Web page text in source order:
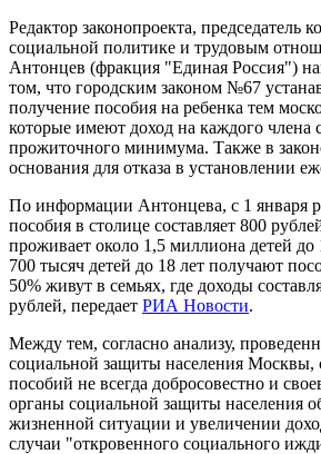
Редактор законопроекта, председатель
социальной политике и трудовым
Антонцев (фракция "Единая Россия")
том, что городским законом №67
получение пособия на ребенка тем
которые имеют доход на каждого
прожиточного минимума. Также в
основания для отказа в установлении
По информации Антонцева, с 1 января
пособия в столице составляет 800
проживает около 1,5 миллиона детей до
700 тысяч детей до 18 лет получают
50% живут в семьях, где доходы
рублей, передает РИА Новости.
Между тем, согласно анализу,
социальной защиты населения Москвы,
пособий не всегда добросовестно и
органы социальной защиты населения
жизненной ситуации и увеличении
случаи "откровенного социального